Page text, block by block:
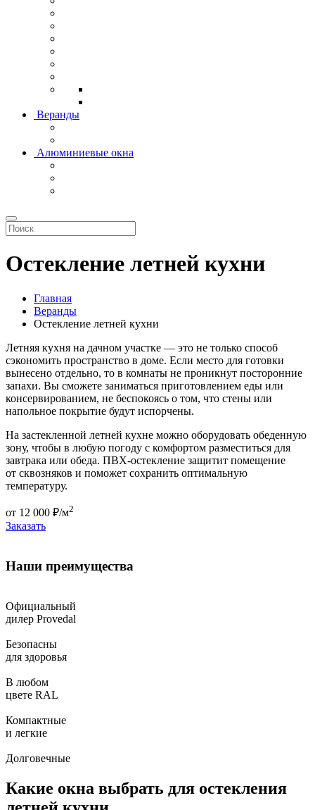
Веранды
Алюминиевые окна
Остекление летней кухни
Главная
Веранды
Остекление летней кухни
Летняя кухня на дачном участке — это не только способ
сэкономить пространство в доме. Если место для готовки
вынесено отдельно, то в комнаты не проникнут посторонние
запахи. Вы сможете заниматься приготовлением еды или
консервированием, не беспокоясь о том, что стены или
напольное покрытие будут испорчены.
На застекленной летней кухне можно оборудовать обеденную
зону, чтобы в любую погоду с комфортом разместиться для
завтрака или обеда. ПВХ-остекление защитит помещение
от сквозняков и поможет сохранить оптимальную
температуру.
от 12 000 ₽/м2
Заказать
Наши преимущества
Официальный
дилер Provedal
Безопасны
для здоровья
В любом
цвете RAL
Компактные
и легкие
Долговечные
Какие окна выбрать для остекления